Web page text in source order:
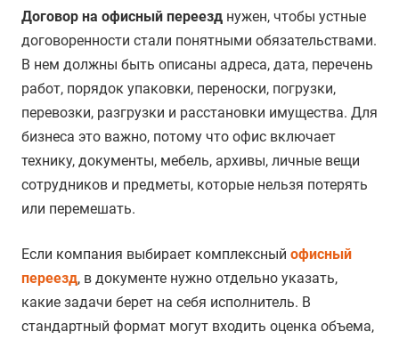
Договор на офисный переезд нужен, чтобы устные
договоренности стали понятными обязательствами.
В нем должны быть описаны адреса, дата, перечень
работ, порядок упаковки, переноски, погрузки,
перевозки, разгрузки и расстановки имущества. Для
бизнеса это важно, потому что офис включает
технику, документы, мебель, архивы, личные вещи
сотрудников и предметы, которые нельзя потерять
или перемешать.
Если компания выбирает комплексный офисный
переезд, в документе нужно отдельно указать,
какие задачи берет на себя исполнитель. В
стандартный формат могут входить оценка объема,